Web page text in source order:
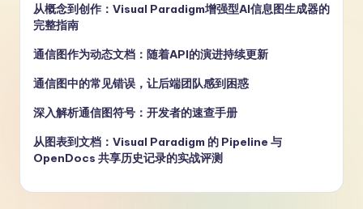
从概念到创作：Visual Paradigm增强型AI信息图生成器的
完整指南
通信图作为动态文档：随着API的演进持续更新
通信图中的常见错误，让后端团队感到困惑
深入解析通信图符号：开发者的速查手册
从图表到文档：Visual Paradigm 的 Pipeline 与
OpenDocs 共享历史记录的实战评测